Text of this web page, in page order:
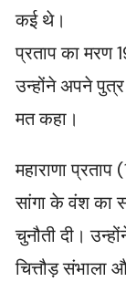
कई थे।
प्रताप का मरण
उन्होंने अपने
मत कहा।
महाराणा
सांगा के वंश का
चुनौती दी।
चित्तौड़